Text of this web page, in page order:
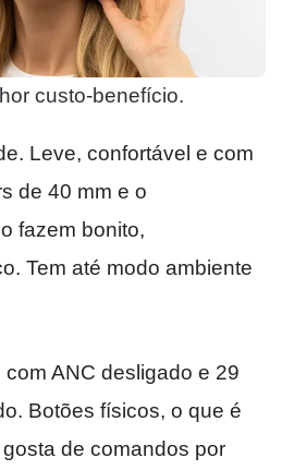
custo-benefício.
Leve, confortável e com
de 40 mm e o
fazem bonito,
Tem até modo ambiente
ANC desligado e 29
Botões físicos, o que é
de comandos por